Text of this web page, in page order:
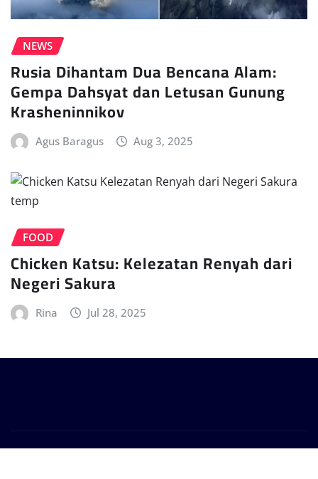
NEWS
Rusia Dihantam Dua Bencana Alam:
Gempa Dahsyat dan Letusan Gunung
Krasheninnikov
Agus Baragus Aug 3, 2025
FOOD
Chicken Katsu: Kelezatan Renyah dari
Negeri Sakura
Rina Jul 28, 2025